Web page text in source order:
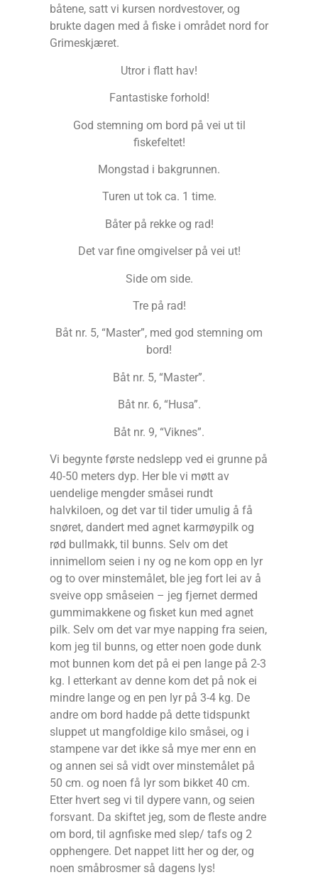
båtene, satt vi kursen nordvestover, og
brukte dagen med å fiske i området nord for
Grimeskjæret.
Utror i flatt hav!
Fantastiske forhold!
God stemning om bord på vei ut til
fiskefeltet!
Mongstad i bakgrunnen.
Turen ut tok ca. 1 time.
Båter på rekke og rad!
Det var fine omgivelser på vei ut!
Side om side.
Tre på rad!
Båt nr. 5, “Master”, med god stemning om
bord!
Båt nr. 5, “Master”.
Båt nr. 6, “Husa”.
Båt nr. 9, “Viknes”.
Vi begynte første nedslepp ved ei grunne på
40-50 meters dyp. Her ble vi møtt av
uendelige mengder småsei rundt
halvkiloen, og det var til tider umulig å få
snøret, dandert med agnet karmøypilk og
rød bullmakk, til bunns. Selv om det
innimellom seien i ny og ne kom opp en lyr
og to over minstemålet, ble jeg fort lei av å
sveive opp småseien – jeg fjernet dermed
gummimakkene og fisket kun med agnet
pilk. Selv om det var mye napping fra seien,
kom jeg til bunns, og etter noen gode dunk
mot bunnen kom det på ei pen lange på 2-3
kg. I etterkant av denne kom det på nok ei
mindre lange og en pen lyr på 3-4 kg. De
andre om bord hadde på dette tidspunkt
sluppet ut mangfoldige kilo småsei, og i
stampene var det ikke så mye mer enn en
og annen sei så vidt over minstemålet på
50 cm. og noen få lyr som bikket 40 cm.
Etter hvert seg vi til dypere vann, og seien
forsvant. Da skiftet jeg, som de fleste andre
om bord, til agnfiske med slep/ tafs og 2
opphengere. Det nappet litt her og der, og
noen småbrosmer så dagens lys!